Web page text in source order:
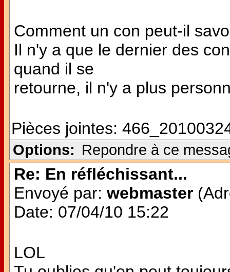
Comment un con peut-il
Il n'y a que le dernier des
quand il se
retourne, il n'y a plus
Pièces jointes:
Options: Repondre à ce
Re: En réfléchissant...
Envoyé par: webmaster
Date: 07/04/10 15:22
LOL